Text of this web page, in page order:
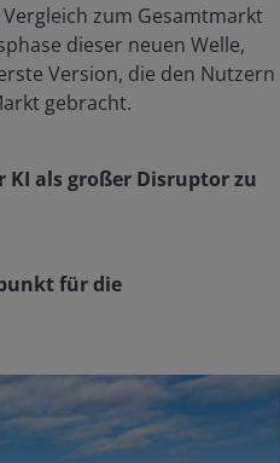
zum Gesamtmarkt
dieser neuen Welle,
Version, die den Nutzern
gebracht.
als großer Disruptor zu
für die